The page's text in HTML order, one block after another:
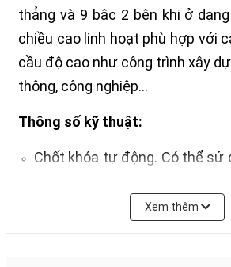
thẳng và 9 bậc 2 bên khi ở
chiều cao linh hoạt phù hợp với
cầu độ cao như công trình xây
thông, công nghiệp…
Thông số kỹ thuật:
Chốt khóa tự động. Có thể sử
Xem thêm